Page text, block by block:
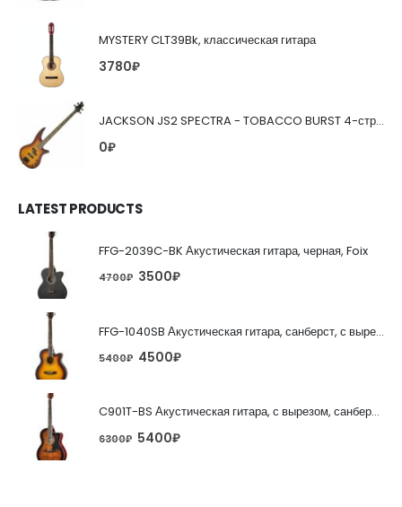
MYSTERY CLT39Bk, классическая гитара
3780₽
JACKSON JS2 SPECTRA - TOBACCO BURST 4-струнная бас-гитара
0₽
LATEST PRODUCTS
FFG-2039C-BK Акустическая гитара, черная, Foix
4700₽ 3500₽
FFG-1040SB Акустическая гитара, санберст, с вырезом, Foix
5400₽ 4500₽
C901T-BS Акустическая гитара, с вырезом, санберст, Caraya
6300₽ 5400₽